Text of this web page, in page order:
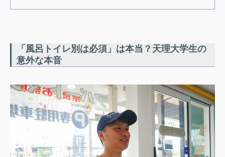
「風呂トイレ別は必須」は本当？天理大学生の
意外な本音